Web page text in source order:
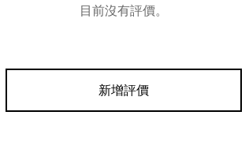
目前沒有評價。
新增評價